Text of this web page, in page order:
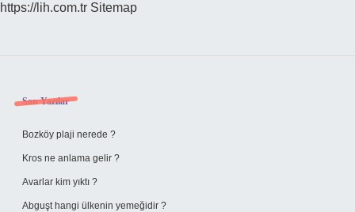
https://lih.com.tr Sitemap
Sidebar
Son Yazılar
Bozköy plaji nerede ?
Kros ne anlama gelir ?
Avarlar kim yıktı ?
Abguşt hangi ülkenin yemeğidir ?